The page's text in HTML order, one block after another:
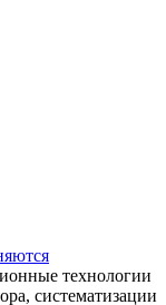
технологии
систематизации